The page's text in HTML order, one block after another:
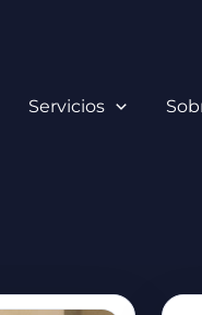
Servicios